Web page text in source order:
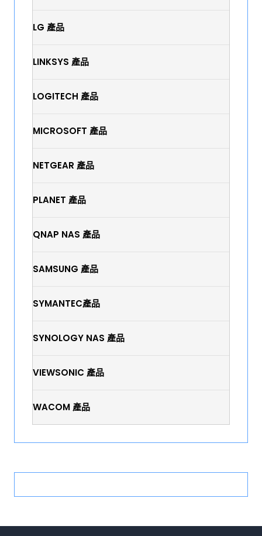
LG 產品
LINKSYS 產品
LOGITECH 產品
MICROSOFT 產品
NETGEAR 產品
PLANET 產品
QNAP NAS 產品
SAMSUNG 產品
SYMANTEC產品
SYNOLOGY NAS 產品
VIEWSONIC 產品
WACOM 產品